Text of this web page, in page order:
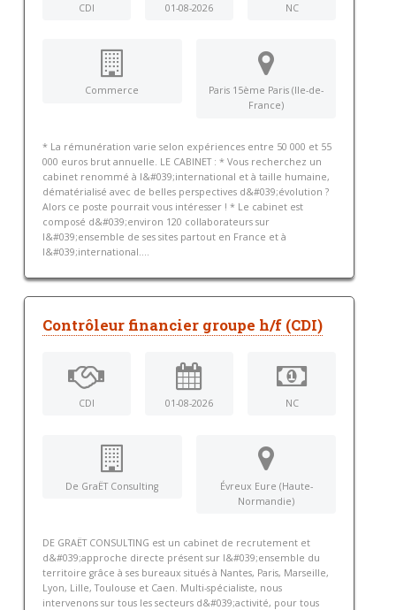
CDI 01-08-2026 NC
Commerce
Paris 15ème Paris (Ile-de-
France)
* La rémunération varie selon expériences entre 50 000 et 55
000 euros brut annuelle. LE CABINET : * Vous recherchez un
cabinet renommé à l&#039;international et à taille humaine,
dématérialisé avec de belles perspectives d&#039;évolution ?
Alors ce poste pourrait vous intéresser ! * Le cabinet est
composé d&#039;environ 120 collaborateurs sur
l&#039;ensemble de ses sites partout en France et à
l&#039;international....
Contrôleur financier groupe h/f (CDI)
CDI 01-08-2026 NC
De GraËT Consulting
Évreux Eure (Haute-
Normandie)
DE GRAËT CONSULTING est un cabinet de recrutement et
d&#039;approche directe présent sur l&#039;ensemble du
territoire grâce à ses bureaux situés à Nantes, Paris, Marseille,
Lyon, Lille, Toulouse et Caen. Multi-spécialiste, nous
intervenons sur tous les secteurs d&#039;activité, pour tous